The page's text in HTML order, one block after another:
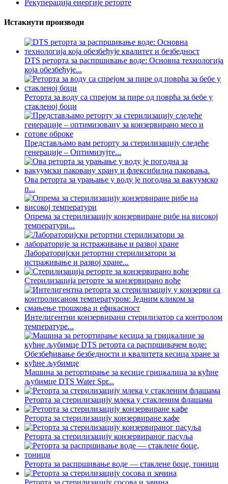
Рекуперација енергије реторте
Истакнути производи
DTS реторта за распршивање воде: Основна технологија
која обезбеђује...
Реторта за воду са спрејом за пире од поврћа за бебе у
стакленој боци
Представљамо вам реторту за стерилизацију следеће
генерације – Оптимизујте...
Ова реторта за урањање у воду је погодна за вакуумско
п...
Опрема за стерилизацију конзервиране рибе на високој
температури...
Лабораторијски ретортни стерилизатори за
истраживање и развој хране...
Стерилизација реторте за конзервирано воће
Интелигентни конзервирани стерилизатор са контролом
температуре...
Машина за ретортирање за кесице грицкалица за кућне
љубимце DTS Water Spr...
Реторта за стерилизацију млека у стакленим флашама
Реторта за стерилизацију конзервиране кафе
Реторта за стерилизацију конзервираног пасуља
Реторта за распршивање воде — стаклене боце, тоници
Реторта за стерилизацију сосова и зачина